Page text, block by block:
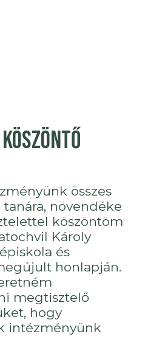
összes
tanára, növendéke
köszöntöm
Károly
és
honlapján.
megtisztelő
hogy
intézményünk